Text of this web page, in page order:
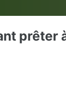
prêter